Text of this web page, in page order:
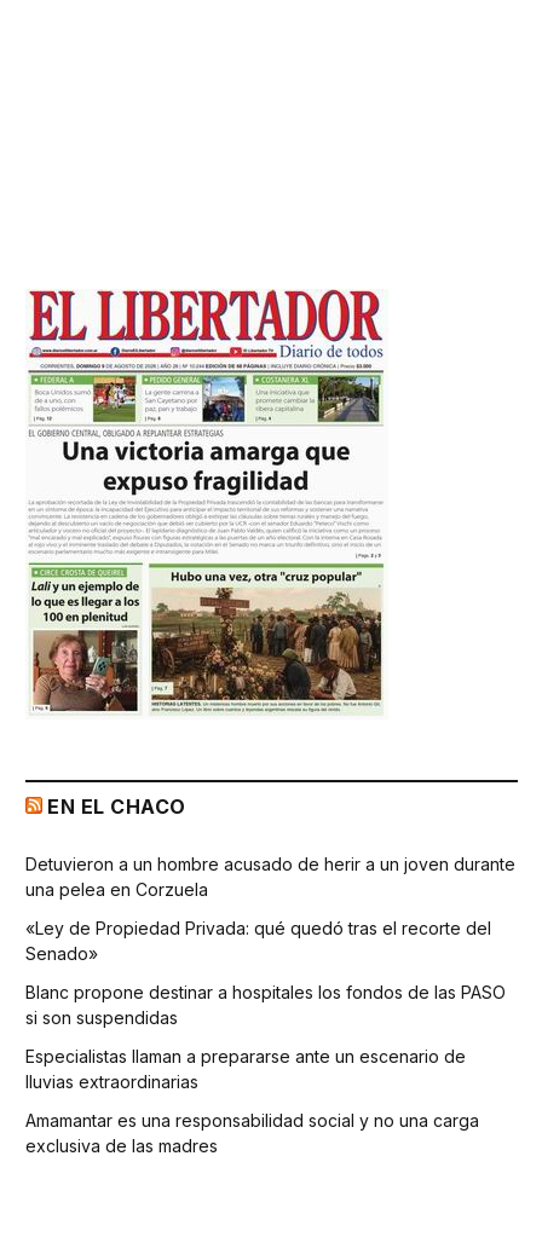
EN EL CHACO
Detuvieron a un hombre acusado de herir a un joven durante
una pelea en Corzuela
«Ley de Propiedad Privada: qué quedó tras el recorte del
Senado»
Blanc propone destinar a hospitales los fondos de las PASO
si son suspendidas
Especialistas llaman a prepararse ante un escenario de
lluvias extraordinarias
Amamantar es una responsabilidad social y no una carga
exclusiva de las madres